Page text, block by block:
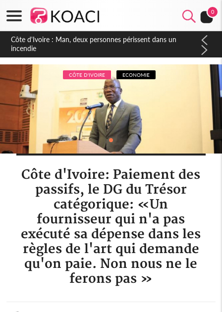
0
Côte d'Ivoire : Séileu, la célébration de la fête nationale
transformée en vaste campagne contre les produits
dépigmentants dangereux
CÔTE D'IVOIRE ECONOMIE
Côte d'Ivoire: Paiement des
passifs, le DG du Trésor
catégorique: «Un
fournisseur qui n'a pas
exécuté sa dépense dans les
règles de l'art qui demande
qu'on paie. Non nous ne le
ferons pas »